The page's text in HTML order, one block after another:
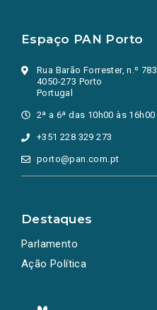
Espaço PAN Porto
Rua Barão Forrester, n.º 783
4050-273 Porto
Portugal
2ª a 6ª das 10h00 às 16h00
+351 228 329 273
porto@pan.com.pt
Destaques
Parlamento
Ação Política